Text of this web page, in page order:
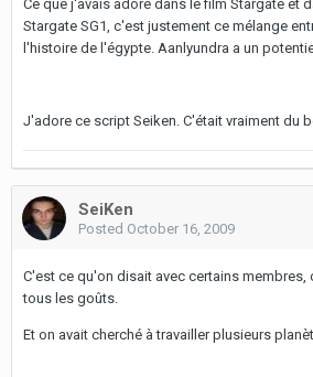
Ce que j'avais adoré dans le film Stargate et
Stargate SG1, c'est justement ce mélange
l'histoire de l'égypte. Aanlyundra a un
J'adore ce script Seiken. C'était vraiment du
SeiKen
Posted October 16, 2009
C'est ce qu'on disait avec certains
tous les goûts.
Et on avait cherché à travailler plusieurs